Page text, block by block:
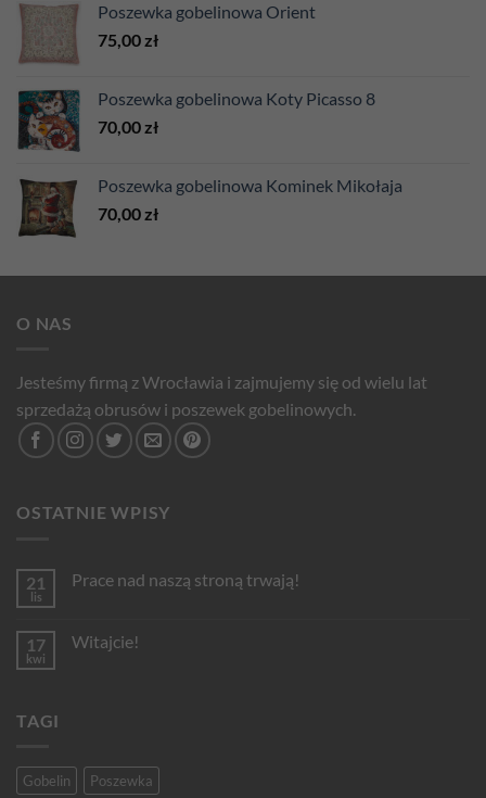
Poszewka gobelinowa Orient
75,00 zł
Poszewka gobelinowa Koty Picasso 8
70,00 zł
Poszewka gobelinowa Kominek Mikołaja
70,00 zł
O NAS
Jesteśmy firmą z Wrocławia i zajmujemy się od wielu lat
sprzedażą obrusów i poszewek gobelinowych.
OSTATNIE WPISY
21
lis
Prace nad naszą stroną trwają!
Prace
17
kwi
Witajcie!
TAGI
Gobelin Poszewka